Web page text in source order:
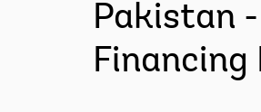
Pakistan
Financing